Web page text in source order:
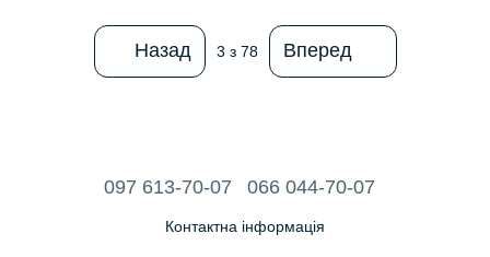
Назад 3 з 78 Вперед
097 613-70-07 066 044-70-07
Контактна інформація